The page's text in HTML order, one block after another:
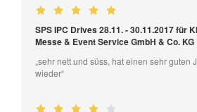
SPS IPC Drives 28.11. - 30.11.2017 für
Messe & Event Service GmbH & Co. KG
„sehr nett und süss, hat einen sehr guten
wieder“